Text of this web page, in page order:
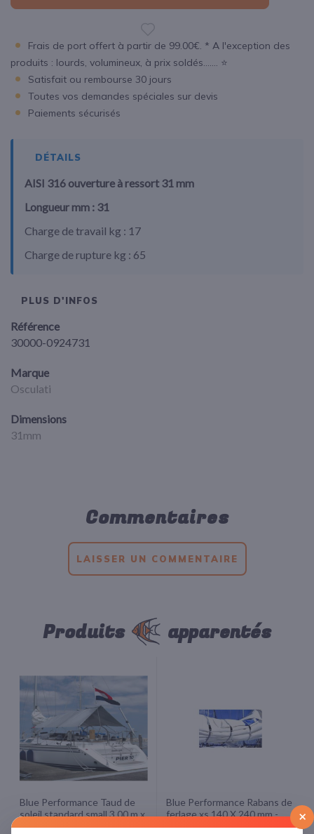
Frais de port offert à partir de 99.00€. * A l'exception des
produits : lourds, volumineux, à prix soldés....... ⭐
Satisfait ou rembourse 30 jours
Toutes vos demandes spéciales sur devis
Paiements sécurisés
DÉTAILS
AISI 316 ouverture à ressort 31 mm
Longueur mm : 31
Charge de travail kg : 17
Charge de rupture kg : 65
PLUS D'INFOS
Référence
30000-0924731
Marque
Osculati
Dimensions
31mm
Commentaires
LAISSER UN COMMENTAIRE
Produits apparentés
Blue Performance Taud de
soleil standard small 3.00 m x
2.60 m( Fin de série 1 en
Blue Performance Rabans de
ferlage xs 140 X 240 mm -
Vendu par 3-
×